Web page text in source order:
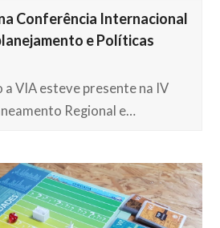
Conferência Internacional
e Políticas
VIA esteve presente na IV
Regional e…